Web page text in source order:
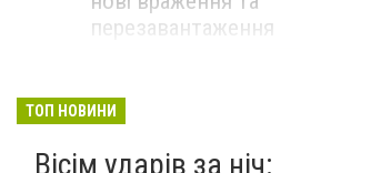
перезавантаження
Як миколаївцям пережити
прохолодний транспорт та
12:30
ТОП НОВИНИ
Вісім ударів за ніч: